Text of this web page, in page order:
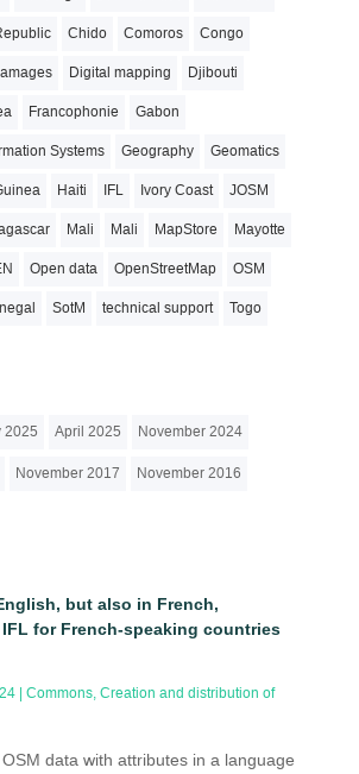
Chido Comoros Congo
Digital mapping Djibouti
Francophonie Gabon
Systems Geography Geomatics
Haiti IFL Ivory Coast JOSM
Mali Mali MapStore Mayotte
Open data OpenStreetMap OSM
SotM technical support Togo
2025 April 2025 November 2024
November 2017 November 2016
but also in French,
for French-speaking countries
| Commons, Creation and distribution of
data with attributes in a language